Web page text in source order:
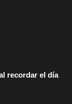
recordar el día